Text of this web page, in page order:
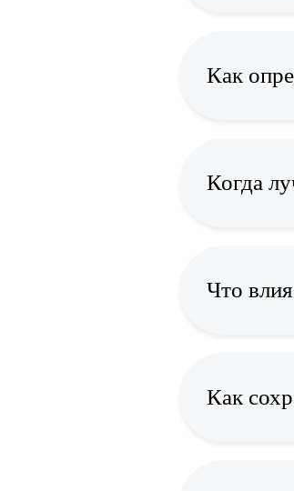
Как
Когда
Что
Как